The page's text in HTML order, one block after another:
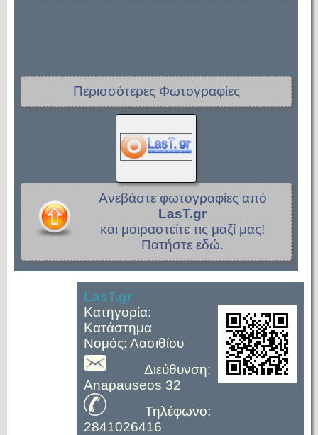
Περισσότερες Φωτογραφίες
Ανεβάστε φωτογραφίες από
LasT.gr
και μοιραστείτε τις μαζί μας!
Πατήστε εδώ.
LasT.gr
Κατηγορία:
Κατάστημα
Νομός: Λασιθίου
Διεύθυνση:
Anapauseos 32
Τηλέφωνο:
2841026416